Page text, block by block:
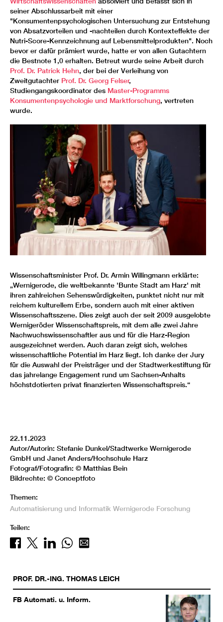
seiner Abschlussarbeit mit einer
"Konsumentenpsychologischen Untersuchung zur Entstehung
von Absatzvorteilen und -nachteilen durch Kontexteffekte der
Nutri-Score-Kennzeichnung auf Lebensmittelprodukten". Noch
bevor er dafür prämiert wurde, hatte er von allen Gutachtern
die Bestnote 1,0 erhalten. Betreut wurde seine Arbeit durch
Prof. Dr. Patrick Hehn, der bei der Verleihung von
Zweitgutachter Prof. Dr. Georg Felser,
Studiengangskoordinator des Master-Programms
Konsumentenpsychologie und Marktforschung, vertreten
wurde.
Wissenschaftsminister Prof. Dr. Armin Willingmann erklärte:
„Wernigerode, die weltbekannte 'Bunte Stadt am Harz' mit
ihren zahlreichen Sehenswürdigkeiten, punktet nicht nur mit
reichem kulturellem Erbe, sondern auch mit einer aktiven
Wissenschaftsszene. Dies zeigt auch der seit 2009 ausgelobte
Wernigeröder Wissenschaftspreis, mit dem alle zwei Jahre
Nachwuchswissenschaftler aus und für die Harz-Region
ausgezeichnet werden. Auch daran zeigt sich, welches
wissenschaftliche Potential im Harz liegt. Ich danke der Jury
für die Auswahl der Preisträger und der Stadtwerkestiftung für
das jahrelange Engagement rund um Sachsen-Anhalts
höchstdotierten privat finanzierten Wissenschaftspreis.“
22.11.2023
Autor/Autorin: Stefanie Dunkel/Stadtwerke Wernigerode
GmbH und Janet Anders/Hochschule Harz
Fotograf/Fotografin: © Matthias Bein
Bildrechte: © Conceptfoto
Themen:
Automatisierung und Informatik Wernigerode Forschung
Teilen:
PROF. DR.-ING. THOMAS LEICH
FB Automati. u. Inform.